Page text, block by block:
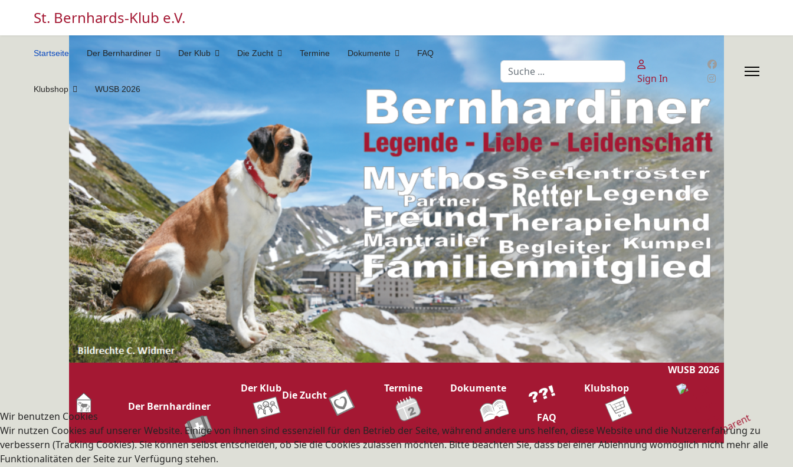
St. Bernhards-Klub e.V.
Startseite Der Bernhardiner Der Klub Die Zucht Termine Dokumente FAQ
Klubshop WUSB 2026
Suchen
Sign In
Der Bernhardiner
Der Klub
Die Zucht
Termine Dokumente
FAQ
Klubshop
WUSB 2026
Wir benutzen Cookies
Wir nutzen Cookies auf unserer Website. Einige von ihnen sind essenziell für den Betrieb der Seite, während andere uns helfen, diese Website und die Nutzererfahrung zu
verbessern (Tracking Cookies). Sie können selbst entscheiden, ob Sie die Cookies zulassen möchten. Bitte beachten Sie, dass bei einer Ablehnung womöglich nicht mehr alle
Funktionalitäten der Seite zur Verfügung stehen.